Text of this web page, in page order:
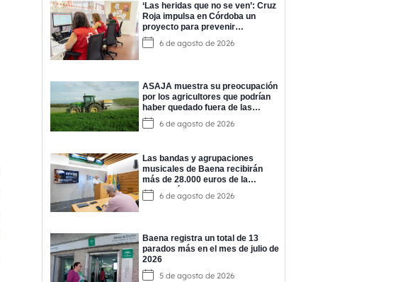
‘Las heridas que no se ven’: Cruz
Roja impulsa en Córdoba un
proyecto para prevenir
adicciones y cuidar la salud
mental6 de agosto de 2026
ASAJA muestra su preocupación
por los agricultores que podrían
haber quedado fuera de las
ayudas a los fertilizantes
6 de agosto de 2026
Las bandas y agrupaciones
musicales de Baena recibirán
más de 28.000 euros de la
Diputación para impulsar su
actividad6 de agosto de 2026
Baena registra un total de 13
parados más en el mes de julio de
2026
5 de agosto de 2026